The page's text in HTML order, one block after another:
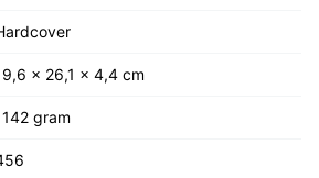
x 26,1 x 4,4 cm
gram